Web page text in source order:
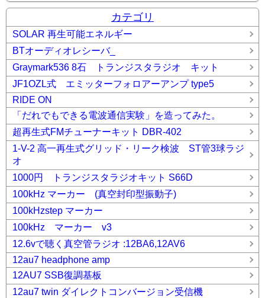
カテゴリ
SOLAR 再生可能エネルギー
BTオーディオレシーバ_
Graymark536 8石 トランジスタラジオ キット
JF1OZL式 エミッターフォロアーアンプ type5
RIDE ON
「だれでもできる電波通信実験」を造ってみた。
超再生式FMチューナーキット DBR-402
1-V-2 高一再生式グリッド・リーク検波 ST管3球ラジ
オ
1000円 トランジスタラジオキット S66D
100kHz マーカー (真空封印型振動子)
100kHzstep マーカー
100kHz マーカー v3
12.6vで聴く真空管ラジオ :12BA6,12AV6
12au7 headphone amp
12AU7 SSB復調基板
12au7 twin ダイレクトコンバージョン受信機